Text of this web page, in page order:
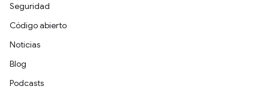
Seguridad
Código abierto
Noticias
Blog
Podcasts